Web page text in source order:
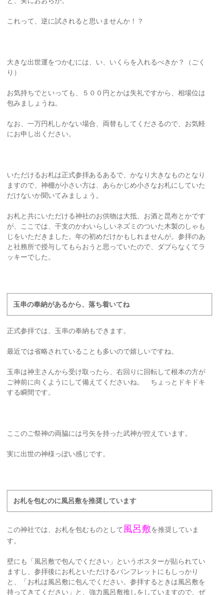
これって、逆に試されると思いませんか！？
大きな出世運をつかむには、い、いくらを入れるべきか？（ごく
り）
お気持ちでといっても、５００円とかは失礼ですから、相場位は
包みましょうね。
なお、一万円札しかない場合、両替もしてくださるので、お気軽
にお申し出ください。
いただけるお札は正式参拝あるあるで、かなり大きなものとなり
ますので、神棚が小さい方は、あらかじめ小さなお札にしていた
だけないか聞いてみましょう。
お札と共にいただける神社のお供物は大抵、お酒と昆布とかです
が、ここでは、干支のかわいらしいネズミのついた木製のしゃも
じをいただきました。年の初めだけかもしれませんが。参拝のあ
と社務所で授与してもらおうと思っていたので、ダブらなくてラ
ッキーでした。
玉串の奉納があるから、落ち着いてね
正式参拝では、玉串の奉納もできます。
最近では省略されていることも多いので嬉しいですね。
玉串は神主さんから受け取ったら、右回りに回転して根本の方が
ご神前に向くようにして備えてくださいね。 ちょっとドキドキ
する瞬間です。
ここのご祭神の両脇には弓矢を持った武神が控えています。
実に出世の神様っぽい感じです。
お札を包むのに風呂敷を推奨しています
この神社では、お札を包むものとして 風呂敷を推奨していま
す。
壁にも「風呂敷で包んでください」というポスターが貼られてい
ますし、参拝後にお札といただけるパンフレットにもしっかり
と、「お札は風呂敷に包んでください。参拝するときは風呂敷を
持ってきてください」と、強力風呂敷推しをしていますので、ぜ